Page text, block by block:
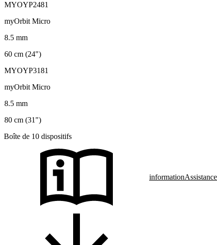
MYOYP2481
myOrbit Micro
8.5 mm
60 cm (24")
MYOYP3181
myOrbit Micro
8.5 mm
80 cm (31")
Boîte de 10 dispositifs
informationAssistance